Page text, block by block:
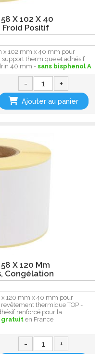
X 102 X 40
Positif
x 102 mm x 40 mm pour
thermique et adhésif
40 mm - sans bisphenol A
- +
Ajouter au panier
X 120 Mm
Congélation
120 mm x 40 mm pour
thermique TOP -
renforcé pour la
gratuiten France
- +